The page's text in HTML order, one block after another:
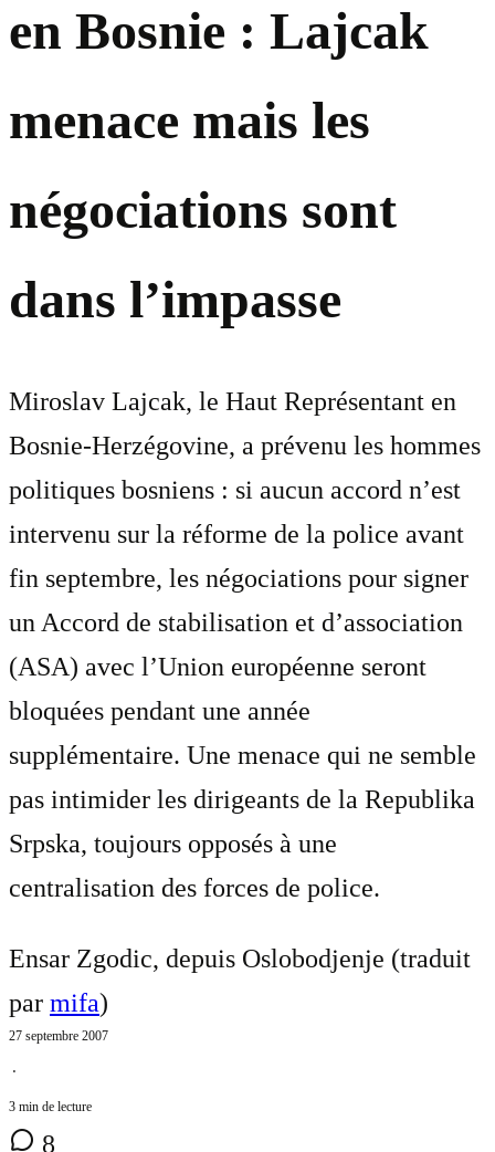
en Bosnie : Lajcak
menace mais les
négociations sont
dans l’impasse
Miroslav Lajcak, le Haut Représentant en
Bosnie-Herzégovine, a prévenu les hommes
politiques bosniens : si aucun accord n’est
intervenu sur la réforme de la police avant
fin septembre, les négociations pour signer
un Accord de stabilisation et d’association
(ASA) avec l’Union européenne seront
bloquées pendant une année
supplémentaire. Une menace qui ne semble
pas intimider les dirigeants de la Republika
Srpska, toujours opposés à une
centralisation des forces de police.
Ensar Zgodic, depuis Oslobodjenje (traduit
par mifa)
27 septembre 2007
⋅
3 min de lecture
8